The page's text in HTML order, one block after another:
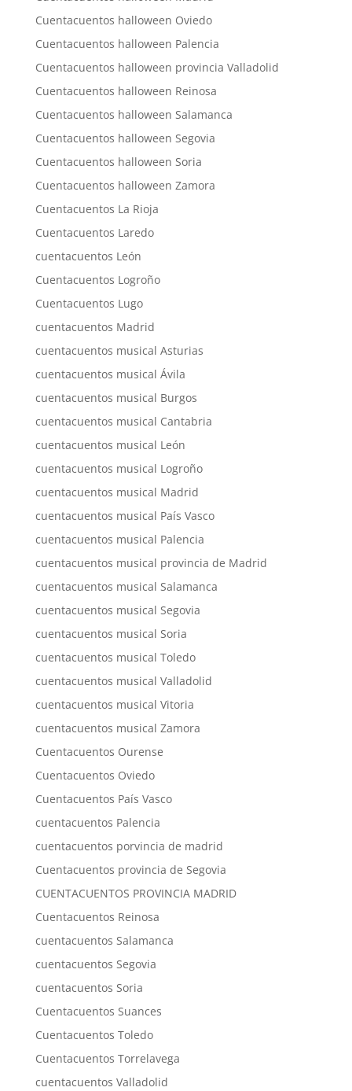
Cuentacuentos halloween Oviedo
Cuentacuentos halloween Palencia
Cuentacuentos halloween provincia Valladolid
Cuentacuentos halloween Reinosa
Cuentacuentos halloween Salamanca
Cuentacuentos halloween Segovia
Cuentacuentos halloween Soria
Cuentacuentos halloween Zamora
Cuentacuentos La Rioja
Cuentacuentos Laredo
cuentacuentos León
Cuentacuentos Logroño
Cuentacuentos Lugo
cuentacuentos Madrid
cuentacuentos musical Asturias
cuentacuentos musical Ávila
cuentacuentos musical Burgos
cuentacuentos musical Cantabria
cuentacuentos musical León
cuentacuentos musical Logroño
cuentacuentos musical Madrid
cuentacuentos musical País Vasco
cuentacuentos musical Palencia
cuentacuentos musical provincia de Madrid
cuentacuentos musical Salamanca
cuentacuentos musical Segovia
cuentacuentos musical Soria
cuentacuentos musical Toledo
cuentacuentos musical Valladolid
cuentacuentos musical Vitoria
cuentacuentos musical Zamora
Cuentacuentos Ourense
Cuentacuentos Oviedo
Cuentacuentos País Vasco
cuentacuentos Palencia
cuentacuentos porvincia de madrid
Cuentacuentos provincia de Segovia
CUENTACUENTOS PROVINCIA MADRID
Cuentacuentos Reinosa
cuentacuentos Salamanca
cuentacuentos Segovia
cuentacuentos Soria
Cuentacuentos Suances
Cuentacuentos Toledo
Cuentacuentos Torrelavega
cuentacuentos Valladolid